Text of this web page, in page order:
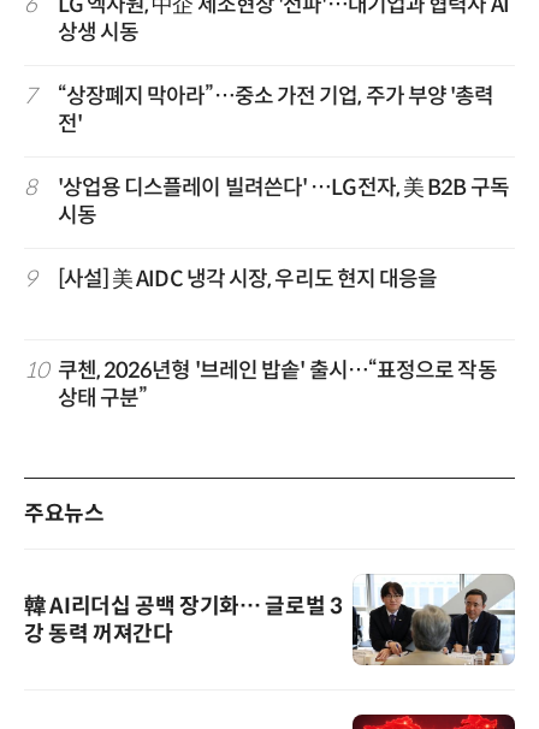
상생 시동
7
“상장폐지 막아라”…중소 가전 기업, 주가 부양 '총력
전'
8
'상업용 디스플레이 빌려쓴다' …LG전자, 美 B2B 구독
시동
9 [사설] 美 AIDC 냉각 시장, 우리도 현지 대응을
10 쿠첸, 2026년형 '브레인 밥솥' 출시…“표정으로 작동
상태 구분”
주요뉴스
韓 AI리더십 공백 장기화… 글로벌 3
강 동력 꺼져간다